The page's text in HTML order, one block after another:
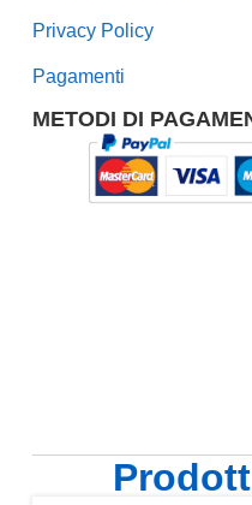
Privacy Policy
Pagamenti
METODI DI